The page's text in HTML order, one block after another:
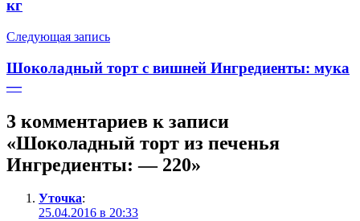
кг
Следующая запись
Шоколадный торт с вишней Ингредиенты: мука
—
3 комментариев к записи
«Шоколадный торт из печенья
Ингредиенты: — 220»
Уточка:
25.04.2016 в 20:33